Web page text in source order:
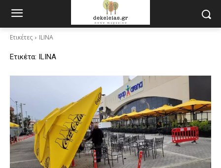
Ετικέτες ILINA
Ετικέτα: ILINA